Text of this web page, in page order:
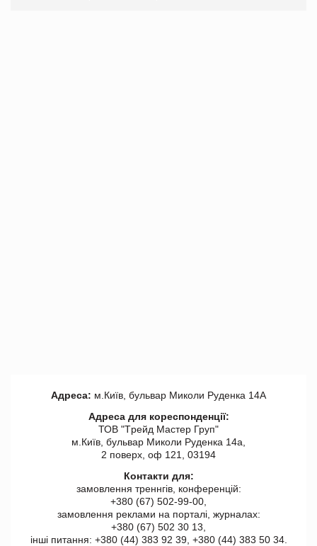
Адреса: м.Київ, бульвар Миколи Руденка 14А
Адреса для кореспонденції:
ТОВ "Tрейд Мастер Груп"
м.Київ, бульвар Миколи Руденка 14а,
2 поверх, оф 121, 03194
Контакти для:
замовлення треннгів, конференцій:
+380 (67) 502-99-00,
замовлення реклами на порталі, журналах:
+380 (67) 502 30 13,
інші питання: +380 (44) 383 92 39, +380 (44) 383 50 34.